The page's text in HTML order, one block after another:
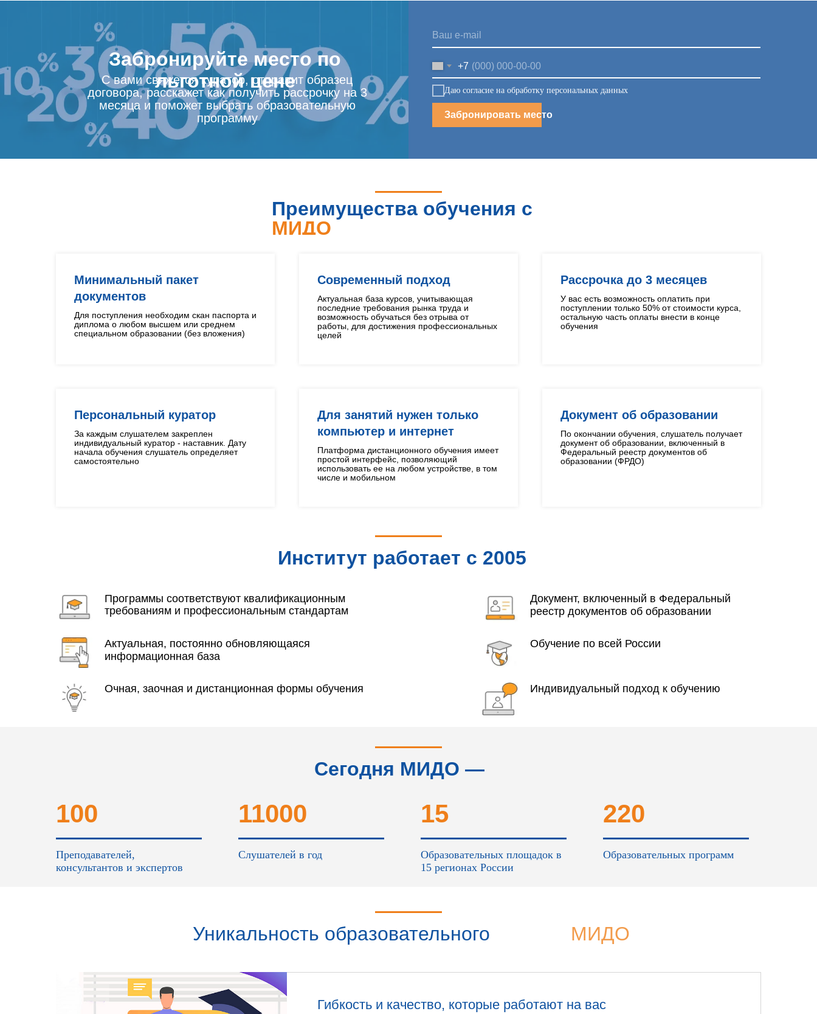
+7
Даю согласие на обработку персональных данных
Забронировать место
Забронируйте место по
льготной цене
С вами свяжется куратор, отправит образец
договора, расскажет как получить рассрочку на 3
месяца и поможет выбрать образовательную
программу
Преимущества обучения с
МИДО
Минимальный пакет
документов
Для поступления необходим скан паспорта и
диплома о любом высшем или среднем
специальном образовании (без вложения)
Современный подход
Актуальная база курсов, учитывающая
последние требования рынка труда и
возможность обучаться без отрыва от
работы, для достижения профессиональных
целей
Рассрочка до 3 месяцев
У вас есть возможность оплатить при
поступлении только 50% от стоимости курса,
остальную часть оплаты внести в конце
обучения
Персональный куратор
За каждым слушателем закреплен
индивидуальный куратор - наставник. Дату
начала обучения слушатель определяет
самостоятельно
Для занятий нужен только
компьютер и интернет
Платформа дистанционного обучения имеет
простой интерфейс, позволяющий
использовать ее на любом устройстве, в том
числе и мобильном
Документ об образовании
По окончании обучения, слушатель получает
документ об образовании, включенный в
Федеральный реестр документов об
образовании (ФРДО)
Институт работает с 2005
Программы соответствуют квалификационным
требованиям и профессиональным стандартам
Документ, включенный в Федеральный
реестр документов об образовании
Актуальная, постоянно обновляющаяся
информационная база
Обучение по всей России
Очная, заочная и дистанционная формы обучения Индивидуальный подход к обучению
Сегодня МИДО —
100
Преподавателей,
консультантов и экспертов
11000
Слушателей в год
15
Образовательных площадок в
15 регионах России
220
Образовательных программ
Уникальность образовательного
МИДО
Гибкость и качество, которые работают на вас